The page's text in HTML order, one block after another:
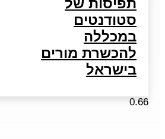
סטודנטים
במכללה
להכשרת מורים
בישראל